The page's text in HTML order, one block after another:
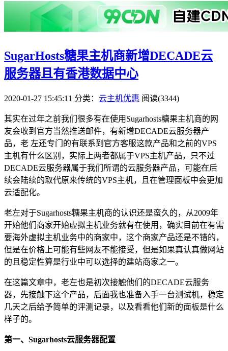
SugarHosts糖果主机商新增DECADE云
服务器且有香港数据中心
2020-01-27 15:45:11 分类： 云主机优惠 阅读(3344)
其实在过年之前我们很多有在使用Sugarhosts糖果主机商的网
友会收到官方当然推送邮件，有新增DECADE云服务器产
品，老 左还专门的有联系到官方客服这款产品和之前的VPS
主机有什么区别，实际上两者都属于VPS主机产品，只不过
DECADE云服务器属于我们所谓的云服务器产品，可能在后
续会陆续的取代原来传统的VPS主机，且在管理面板中会更加
云适配化。
老左对于Sugarhosts糖果主机商的认识还是蛮久的，从2009年
开始他们商家开始虚拟主机业务就有在使用，确实目前在有需
要海外虚拟主机业务中的商家中，这个商家产品还是不错的，
但是在价格上可能有些网友不能接受，但是如果真认真做网站
的且稳定性算是行业中可以选择的建站商家之一。
在这篇文章中，老左也是初次接触他们的DECADE云服务
器，先接触下这个产品，后面我也准备入手一台测试机，稳定
几天之后给予简单的评测记录，以及看看他们新的面板是什么
样子的。
第一、Sugarhosts云服务器配置